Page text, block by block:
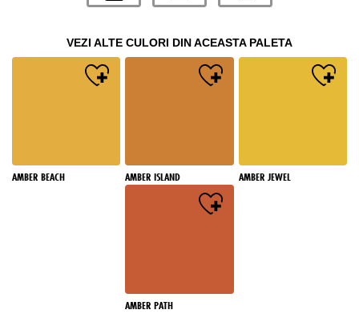
VEZI ALTE CULORI DIN ACEASTA PALETA
AMBER BEACH AMBER ISLAND AMBER JEWEL
AMBER PATH